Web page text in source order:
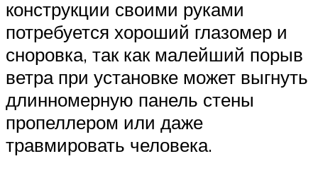
конструкции своими руками
потребуется хороший глазомер и
сноровка, так как малейший порыв
ветра при установке может выгнуть
длинномерную панель стены
пропеллером или даже
травмировать человека.